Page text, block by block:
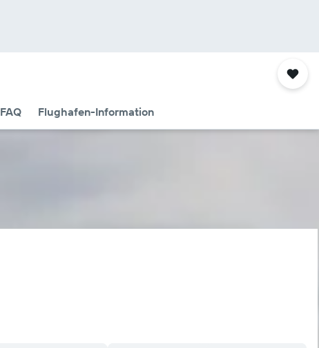
FAQ Flughafen-Information